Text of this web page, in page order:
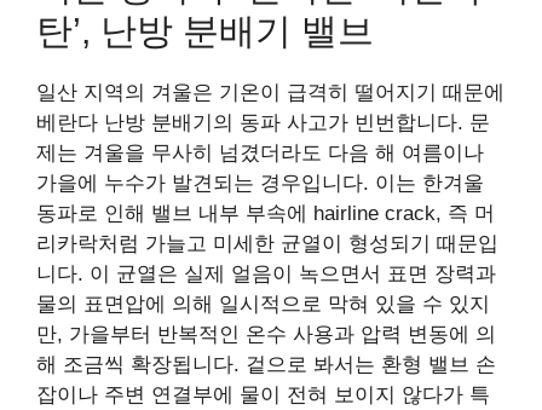
탄’, 난방 분배기 밸브
일산 지역의 겨울은 기온이 급격히 떨어지기 때문에
베란다 난방 분배기의 동파 사고가 빈번합니다. 문
제는 겨울을 무사히 넘겼더라도 다음 해 여름이나
가을에 누수가 발견되는 경우입니다. 이는 한겨울
동파로 인해 밸브 내부 부속에 hairline crack, 즉 머
리카락처럼 가늘고 미세한 균열이 형성되기 때문입
니다. 이 균열은 실제 얼음이 녹으면서 표면 장력과
물의 표면압에 의해 일시적으로 막혀 있을 수 있지
만, 가을부터 반복적인 온수 사용과 압력 변동에 의
해 조금씩 확장됩니다. 겉으로 봐서는 환형 밸브 손
잡이나 주변 연결부에 물이 전혀 보이지 않다가 특